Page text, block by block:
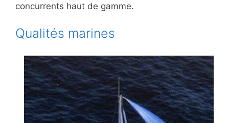
concurrents haut de gamme.
Qualités marines